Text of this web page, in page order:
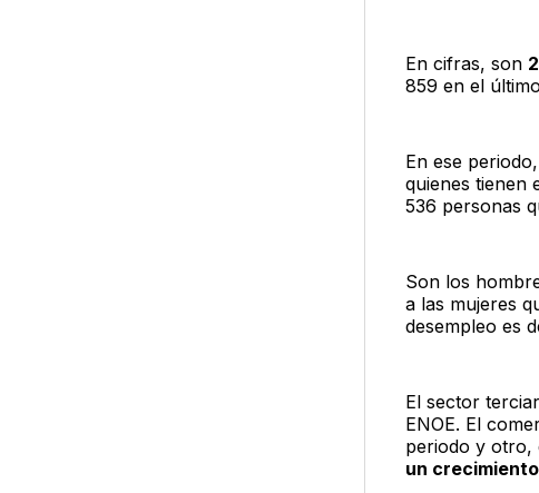
En cifras, son
859 en el
En ese
quienes tienen
536 personas
Son los
a las mujeres
desempleo es
El sector
ENOE. El
periodo y otro,
un